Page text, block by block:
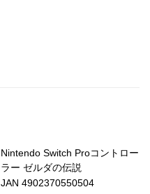
Nintendo Switch Proコントロー
ラー ゼルダの伝説
JAN 4902370550504